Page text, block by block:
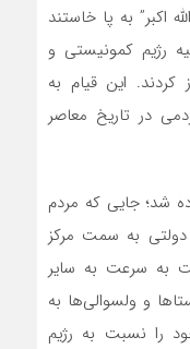
“الله اکبر” به پا خاستند
رژیم کمونیستی و
این قیام به
در تاریخ معاصر
شد؛ جایی که مردم
به سمت مرکز
به سرعت به سایر
و ولسوالی‌ها به
را نسبت به رژیم